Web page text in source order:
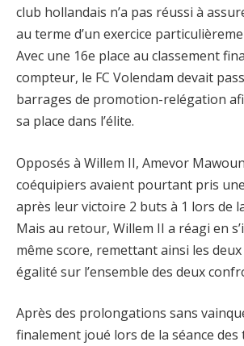
club hollandais n’a pas réussi à
au terme d’un exercice
Avec une 16e place au classement
compteur, le FC Volendam devait
barrages de promotion-relégation
sa place dans l’élite.
Opposés à Willem II, Amevor
coéquipiers avaient pourtant pris
après leur victoire 2 buts à 1 lors de
Mais au retour, Willem II a réagi en
même score, remettant ainsi les
égalité sur l’ensemble des deux
Après des prolongations sans
finalement joué lors de la séance des